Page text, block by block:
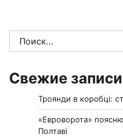
Найти:
Свежие записи
Троянди в коробці:
«Евроворота»
Полтаві